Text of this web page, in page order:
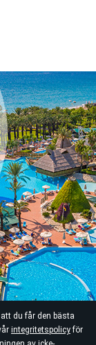
du får den bästa
integritetspolicyför